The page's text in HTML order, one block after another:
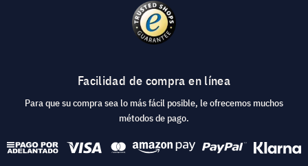
Facilidad de compra en línea
Para que su compra sea lo más fácil posible, le ofrecemos muchos
métodos de pago.